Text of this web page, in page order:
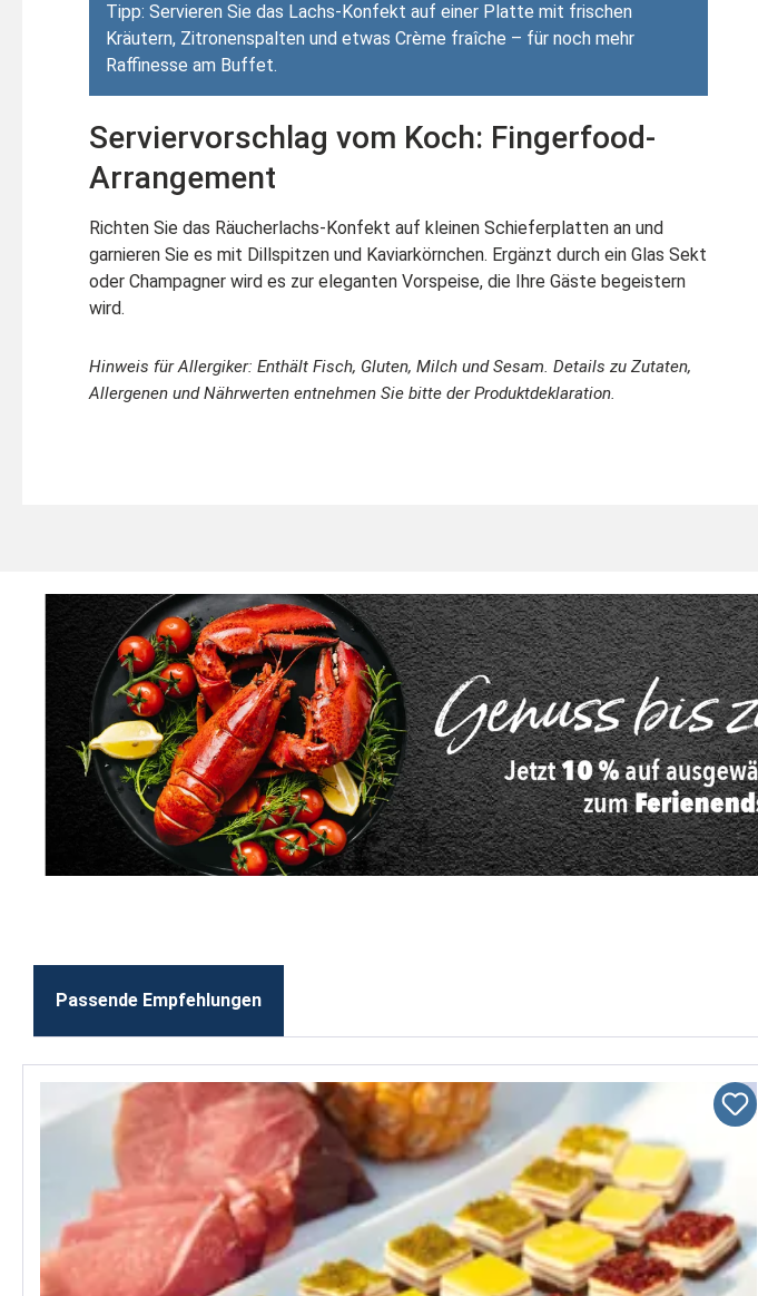
Tipp: Servieren Sie das Lachs-Konfekt auf einer Platte mit frischen
Kräutern, Zitronenspalten und etwas Crème fraîche – für noch mehr
Raffinesse am Buffet.
Serviervorschlag vom Koch: Fingerfood-
Arrangement
Richten Sie das Räucherlachs-Konfekt auf kleinen Schieferplatten an und
garnieren Sie es mit Dillspitzen und Kaviarkörnchen. Ergänzt durch ein Glas Sekt
oder Champagner wird es zur eleganten Vorspeise, die Ihre Gäste begeistern
wird.
Hinweis für Allergiker: Enthält Fisch, Gluten, Milch und Sesam. Details zu Zutaten,
Allergenen und Nährwerten entnehmen Sie bitte der Produktdeklaration.
Passende Empfehlungen